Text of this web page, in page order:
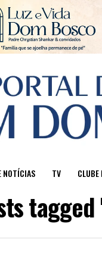
NOTÍCIAS TV CLUBE
tagged